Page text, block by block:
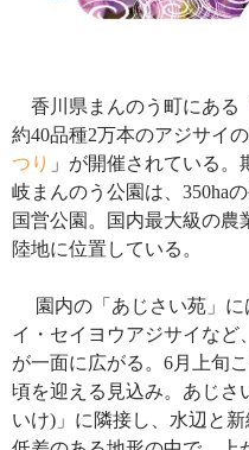
香川県まんのう町にある
約40品種2万本のアジサイ
つり 」が開催されている。
岐まんのう公園は、 350ha
国営公園。国内最大級の農
陸地に位置している。
園内の「あじさい苑」
イ・セイヨウアジサイなど
が一面に広がる。 6月上旬
頃を迎える見込み。あじさ
いけ) 」に隣接し、水辺と